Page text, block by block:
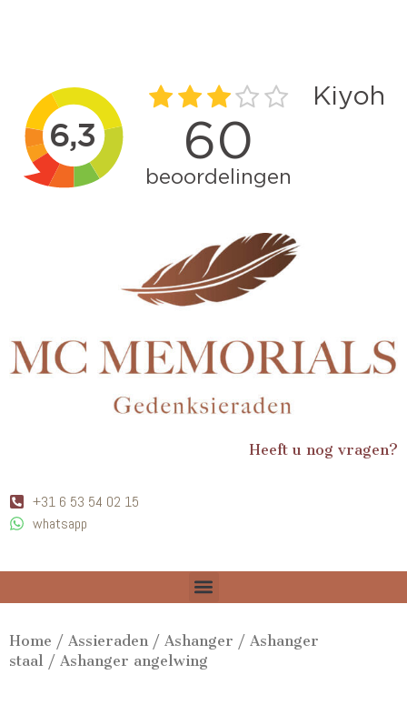
Heeft u nog vragen?
+31 6 53 54 02 15
whatsapp
Home / Assieraden / Ashanger / Ashanger
staal / Ashanger angelwing